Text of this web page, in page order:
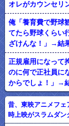
オレがカウンセリ
俺「養育費で野球
てたら野球くらい
ざけんな！」→結
正規雇用になって
のに何で正社員に
からでしょ！」→
昔、東映アニメフェ
時上映がスラムダン